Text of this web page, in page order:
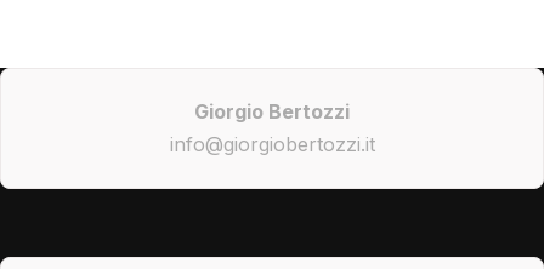
Giorgio Bertozzi
info@giorgiobertozzi.it